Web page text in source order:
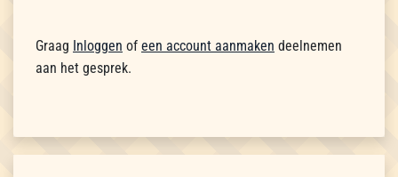
Graag Inloggen of een account aanmaken deelnemen
aan het gesprek.